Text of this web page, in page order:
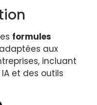
formules
adaptées aux
incluant
et des outils